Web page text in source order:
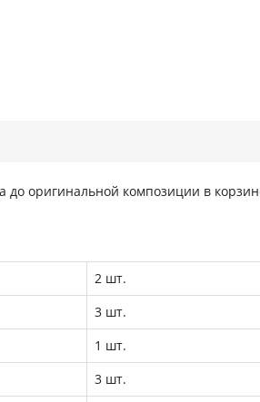
до оригинальной композиции в
2 шт.
3 шт.
1 шт.
3 шт.